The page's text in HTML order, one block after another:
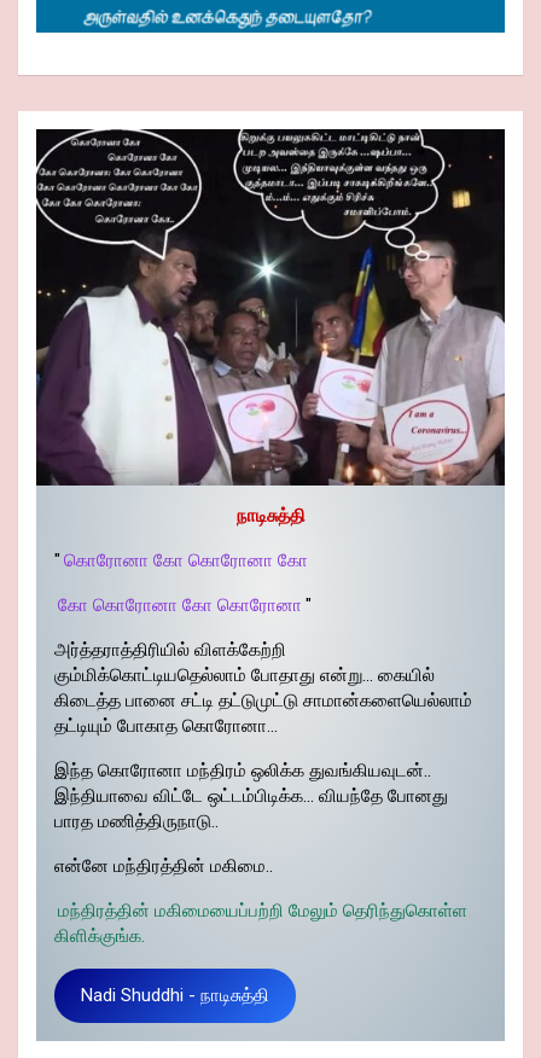
நாடிசுத்தி
" கொரோனா கோ கொரோனா கோ
கோ கொரோனா கோ கொரோனா "
அர்த்தராத்திரியில் விளக்கேற்றி
கும்மிக்கொட்டியதெல்லாம் போதாது என்று… கையில்
கிடைத்த பானை சட்டி தட்டுமுட்டு சாமான்களையெல்லாம்
தட்டியும் போகாத கொரோனா…
இந்த கொரோனா மந்திரம் ஒலிக்க துவங்கியவுடன்..
இந்தியாவை விட்டே ஒட்டம்பிடிக்க… வியந்தே போனது
பாரத மணித்திருநாடு..
என்னே மந்திரத்தின் மகிமை..
மந்திரத்தின் மகிமையைப்பற்றி மேலும் தெரிந்துகொள்ள
கிளிக்குங்க.
Nadi Shuddhi - நாடிசுத்தி